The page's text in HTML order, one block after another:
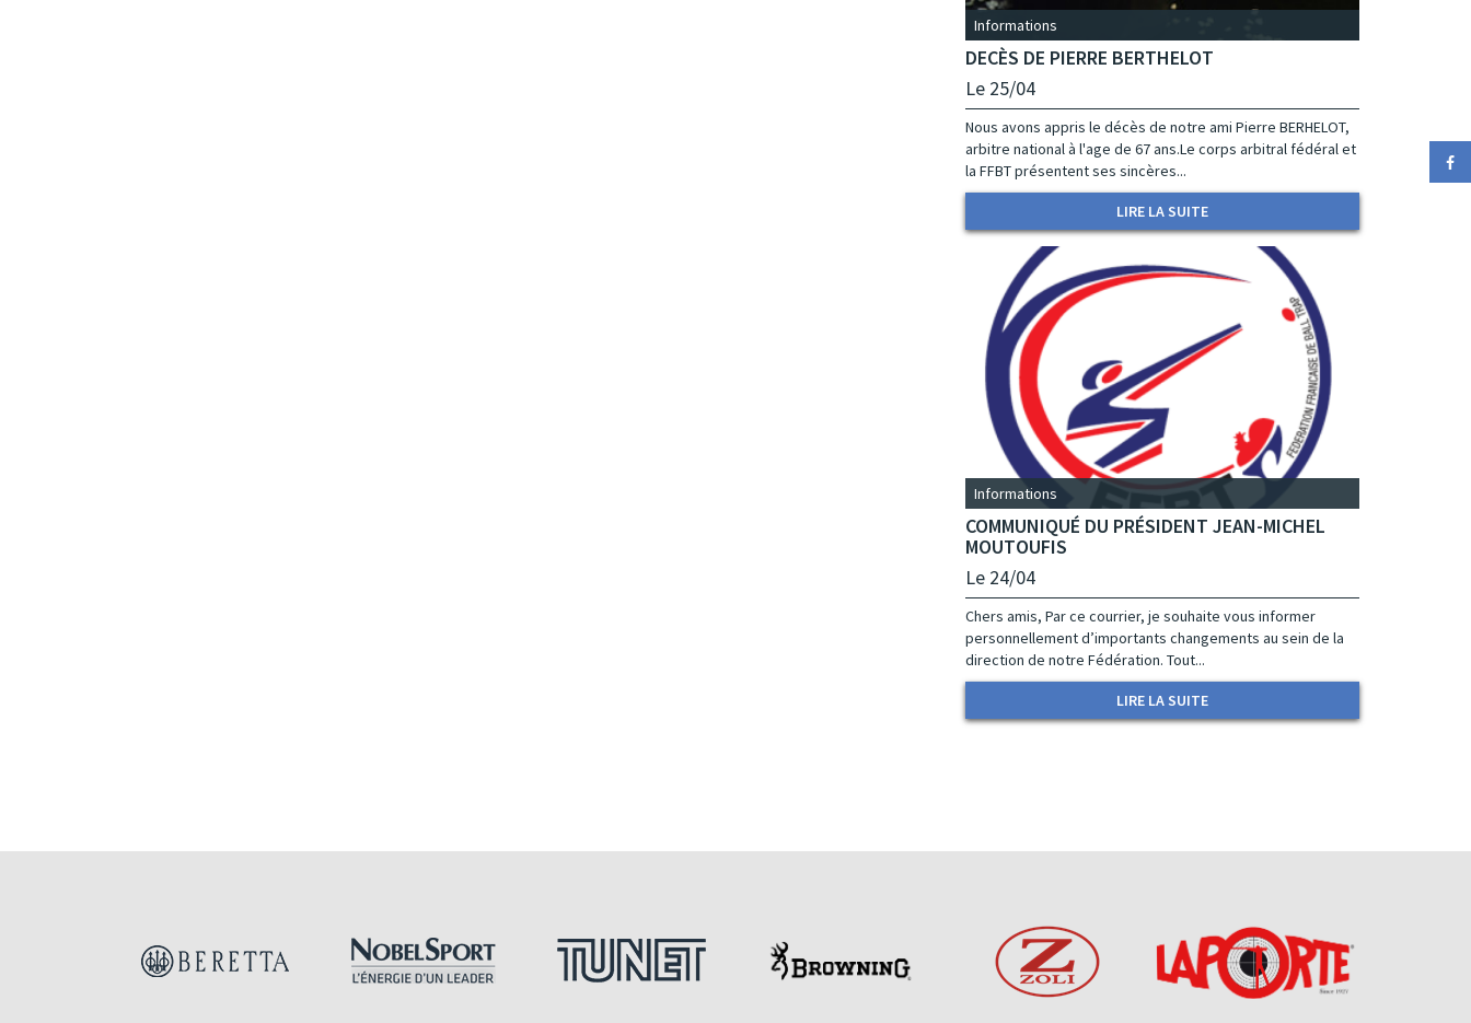
Informations
DECÈS DE PIERRE BERTHELOT
Le 25/04
Nous avons appris le décès de notre ami Pierre BERHELOT,
arbitre national à l'age de 67 ans.Le corps arbitral fédéral et
la FFBT présentent ses sincères...
LIRE LA SUITE
Informations
COMMUNIQUÉ DU PRÉSIDENT JEAN-MICHEL
MOUTOUFIS
Le 24/04
Chers amis, Par ce courrier, je souhaite vous informer
personnellement d’importants changements au sein de la
direction de notre Fédération. Tout...
LIRE LA SUITE